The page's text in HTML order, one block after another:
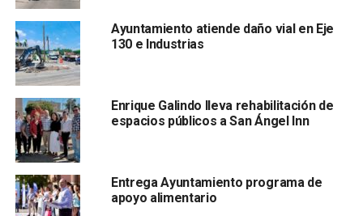
Rangel Tapia, promotor potosino de esta disciplina.
El representante de la Asociación Estatal de Ajedrecistas
Potosinos, Salvador B eltrán Cedillo resaltó el apoyo del
alcalde y recordó precisamente a Daniel Álvarez de la
Llera por ser un gran difusor del ajedrez entre la población
potosina.
Ayuntamiento atiende daño vial en Eje
130 e Industrias
Enrique Galindo lleva rehabilitación de
espacios públicos a San Ángel Inn
Entrega Ayuntamiento programa de
apoyo alimentario